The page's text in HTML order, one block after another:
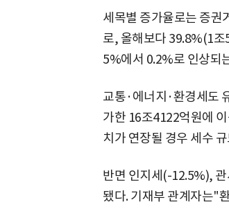
세목별 증가율로는 증권
로, 올해보다 39.8%(1조
5%에서 0.2%로 인상되
교통·에너지·환경세도
가한 16조4122억원에
치가 연장될 경우 세수
반면 인지세(-12.5%),
됐다. 기재부 관계자는"